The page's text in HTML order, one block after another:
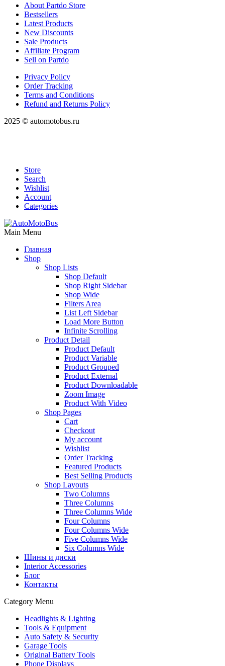
About Partdo Store
Bestsellers
Latest Products
New Discounts
Sale Products
Affiliate Program
Sell on Partdo
Privacy Policy
Order Tracking
Terms and Conditions
Refund and Returns Policy
2025 © automotobus.ru
Store
Search
Wishlist
Account
Categories
Main Menu
Главная
Shop
Shop Lists
Shop Default
Shop Right Sidebar
Shop Wide
Filters Area
List Left Sidebar
Load More Button
Infinite Scrolling
Product Detail
Product Default
Product Variable
Product Grouped
Product External
Product Downloadable
Zoom Image
Product With Video
Shop Pages
Cart
Checkout
My account
Wishlist
Order Tracking
Featured Products
Best Selling Products
Shop Layouts
Two Columns
Three Columns
Three Columns Wide
Four Columns
Four Columns Wide
Five Columns Wide
Six Columns Wide
Шины и диски
Interior Accessories
Блог
Контакты
Category Menu
Headlights & Lighting
Tools & Equipment
Auto Safety & Security
Garage Tools
Original Battery Tools
Phone Displays